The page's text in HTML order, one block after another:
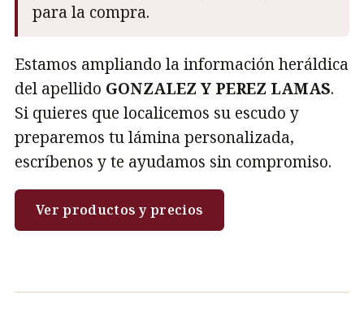
para la compra.
Estamos ampliando la información heráldica
del apellido GONZALEZ Y PEREZ LAMAS.
Si quieres que localicemos su escudo y
preparemos tu lámina personalizada,
escríbenos y te ayudamos sin compromiso.
Ver productos y precios